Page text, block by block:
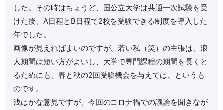
した。その時はちょうど、国公立大学は共通一次試験を受
けた後、A日程とB日程で2校を受験できる制度を導入した
年でした。
画像が見えればよいのですが、若い私（笑）の主張は、浪
人期間は短い方がよいし、大学で専門課程の期間を長くと
るためにも、春と秋の2回受験機会を与えては、というも
のです。
浅はかな意見ですが、今回のコロナ禍での議論を聞きなが